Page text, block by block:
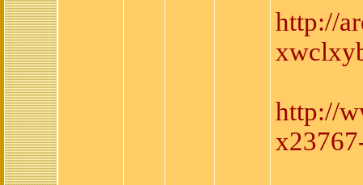
http://
http://